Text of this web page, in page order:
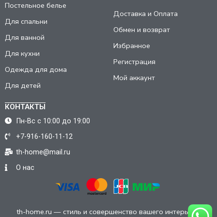
Постельное белье
Для спальни
Для ванной
Для кухни
Одежда для дома
Для детей
Доставка и Оплата
Обмен и возврат
Избранное
Регистрация
Мой аккаунт
КОНТАКТЫ
Пн-Вс с 10:00 до 19:00
+7-916-160-11-12
th-home@mail.ru
О нас
th-home.ru — стиль и совершенство вашего интерьера